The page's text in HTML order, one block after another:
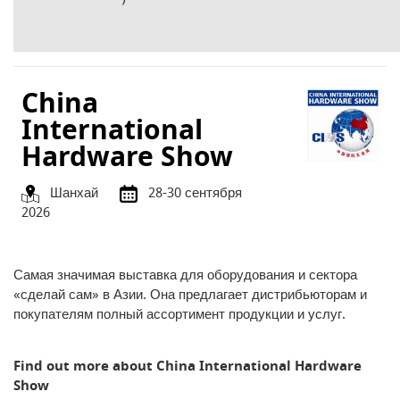
China
International
Hardware Show
Шанхай
28-30 сентября
2026
Самая значимая выставка для оборудования и сектора
«сделай сам» в Азии. Она предлагает дистрибьюторам и
покупателям полный ассортимент продукции и услуг.
Find out more about China International Hardware
Show